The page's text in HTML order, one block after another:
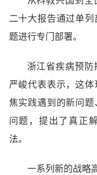
二十大报告通过单列
题进行专门部署。
浙江省疾病预防
严峻代表表示，这
焦实践遇到的新问
问题，提出了真正
法。
一系列新的战